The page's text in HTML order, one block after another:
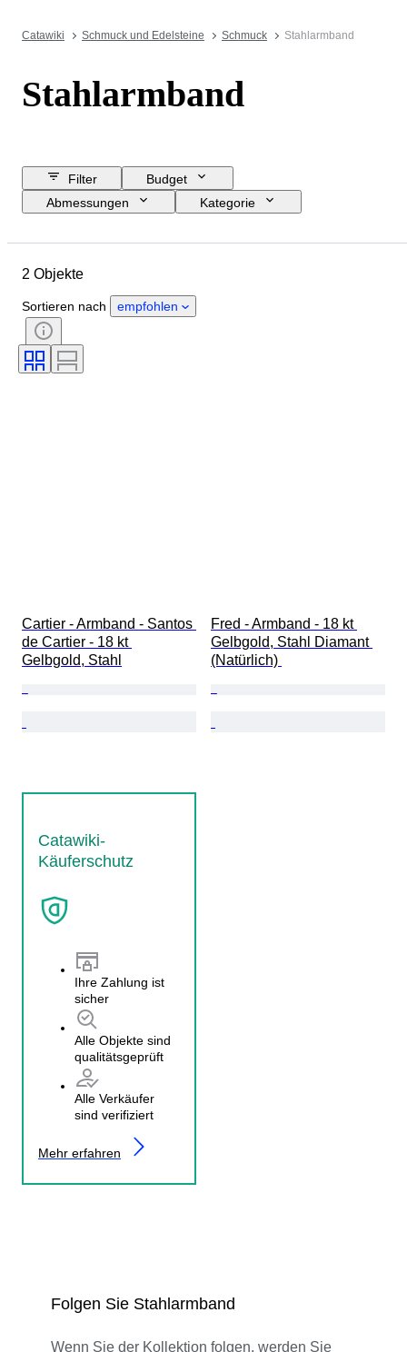
Catawiki Schmuck und Edelsteine Schmuck Stahlarmband
Stahlarmband
Filter
Budget
Abmessungen
Kategorie
Herkunftsland
Geschlecht
Zustand
Edelstein
Zertifikat
Feingehalt
Angegebene Größe
2 Objekte
Sortieren nach empfohlen
Cartier - Armband - Santos
de Cartier - 18 kt
Gelbgold, Stahl
Fred - Armband - 18 kt
Gelbgold, Stahl Diamant
(Natürlich)
Catawiki-
Käuferschutz
Ihre Zahlung ist
sicher
Alle Objekte sind
qualitätsgeprüft
Alle Verkäufer
sind verifiziert
Mehr erfahren
Folgen Sie Stahlarmband
Wenn Sie der Kollektion folgen, werden Sie